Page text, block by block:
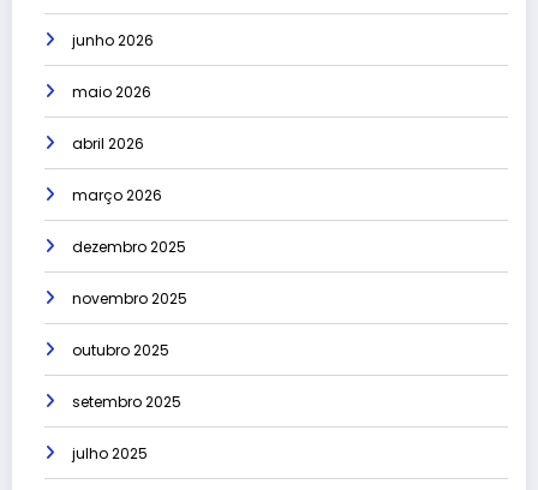
junho 2026
maio 2026
abril 2026
março 2026
dezembro 2025
novembro 2025
outubro 2025
setembro 2025
julho 2025